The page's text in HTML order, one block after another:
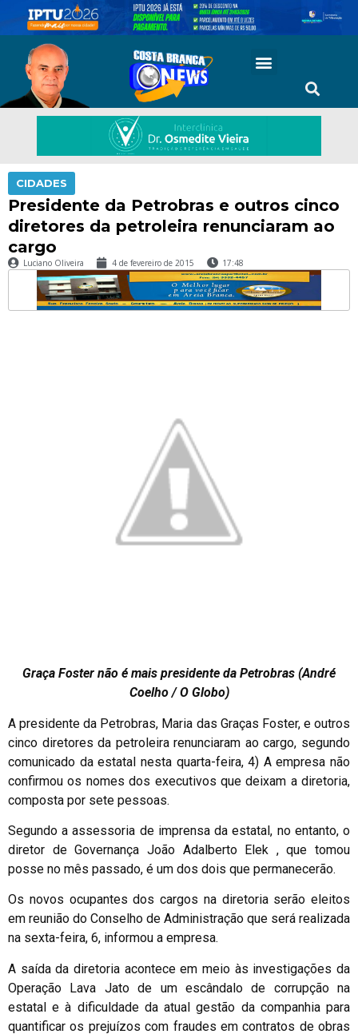
CIDADES
Presidente da Petrobras e outros cinco
diretores da petroleira renunciaram ao
cargo
Luciano Oliveira 4 de fevereiro de 2015 17:48
Graça Foster não é mais presidente da Petrobras (André
Coelho / O Globo)
A presidente da Petrobras, Maria das Graças Foster, e outros
cinco diretores da petroleira renunciaram ao cargo, segundo
comunicado da estatal nesta quarta-feira, 4) A empresa não
confirmou os nomes dos executivos que deixam a diretoria,
composta por sete pessoas.
Segundo a assessoria de imprensa da estatal, no entanto, o
diretor de Governança João Adalberto Elek , que tomou
posse no mês passado, é um dos dois que permanecerão.
Os novos ocupantes dos cargos na diretoria serão eleitos
em reunião do Conselho de Administração que será realizada
na sexta-feira, 6, informou a empresa.
A saída da diretoria acontece em meio às investigações da
Operação Lava Jato de um escândalo de corrupção na
estatal e à dificuldade da atual gestão da companhia para
quantificar os prejuízos com fraudes em contratos de obras